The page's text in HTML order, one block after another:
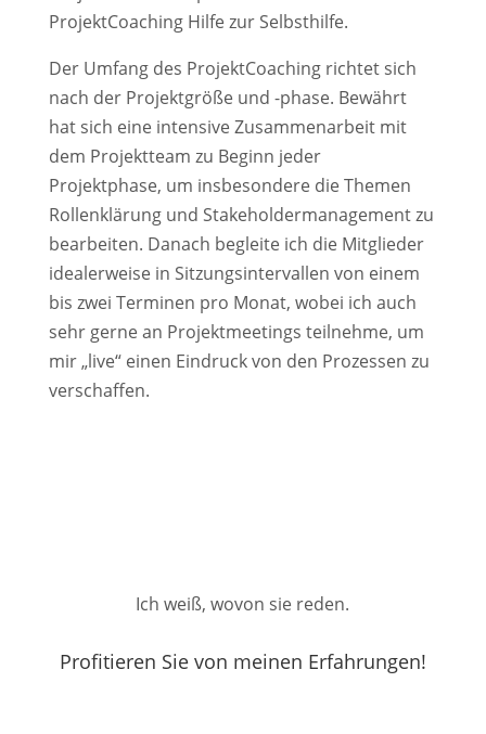
ProjektCoaching Hilfe zur Selbsthilfe.
Der Umfang des ProjektCoaching richtet sich
nach der Projektgröße und -phase. Bewährt
hat sich eine intensive Zusammenarbeit mit
dem Projektteam zu Beginn jeder
Projektphase, um insbesondere die Themen
Rollenklärung und Stakeholdermanagement zu
bearbeiten. Danach begleite ich die Mitglieder
idealerweise in Sitzungsintervallen von einem
bis zwei Terminen pro Monat, wobei ich auch
sehr gerne an Projektmeetings teilnehme, um
mir „live“ einen Eindruck von den Prozessen zu
verschaffen.
Ich weiß, wovon sie reden.
Profitieren Sie von meinen Erfahrungen!